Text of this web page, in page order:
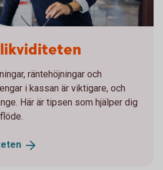
räntehöjningar och
i kassan är viktigare, och
Här är tipsen som hjälper dig